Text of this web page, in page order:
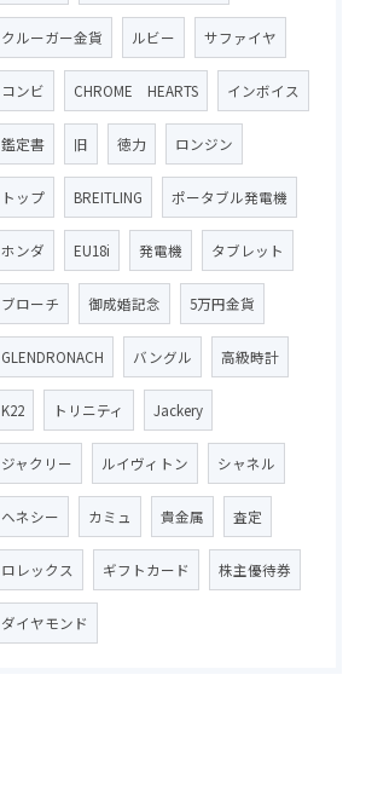
クルーガー金貨 ルビー サファイヤ
コンビ CHROME HEARTS インボイス
鑑定書 旧 徳力 ロンジン
トップ BREITLING ポータブル発電機
ホンダ EU18i 発電機 タブレット
ブローチ 御成婚記念 5万円金貨
GLENDRONACH バングル 高級時計
K22 トリニティ Jackery
ジャクリー ルイヴィトン シャネル
ヘネシー カミュ 貴金属 査定
ロレックス ギフトカード 株主優待券
ダイヤモンド